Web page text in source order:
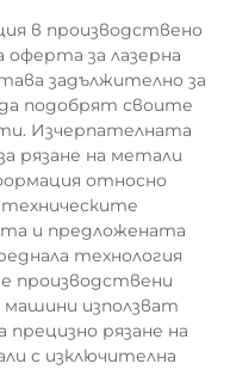
в производствено
оферта за лазерна
задължително за
подобрят своите
Изчерпателната
рязане на метали
относно
и предложената
технология
производствени
машини използват
прецизно рязане на
с изключителна